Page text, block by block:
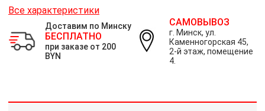
Все характеристики
Доставим по Минску
БЕСПЛАТНО
при заказе от 200
BYN
САМОВЫВОЗ
г. Минск, ул.
Каменногорская 45,
2-й этаж, помещение
4.